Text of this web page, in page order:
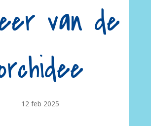
van de
12 feb 2025